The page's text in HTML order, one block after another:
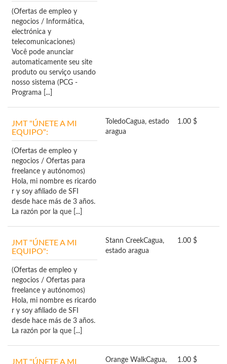
(Ofertas de empleo y
negocios / Informática,
electrónica y
telecomunicaciones)
Você pode anunciar
automaticamente seu site
produto ou serviço usando
nosso sistema (PCG -
Programa [...]
JMT "ÚNETE A MI
EQUIPO":
(Ofertas de empleo y
negocios / Ofertas para
freelance y autónomos)
Hola, mi nombre es ricardo
r y soy afiliado de SFI
desde hace más de 3 años.
La razón por la que [...]
ToledoCagua, estado
aragua
1.00 $
JMT "ÚNETE A MI
EQUIPO":
(Ofertas de empleo y
negocios / Ofertas para
freelance y autónomos)
Hola, mi nombre es ricardo
r y soy afiliado de SFI
desde hace más de 3 años.
La razón por la que [...]
Stann CreekCagua,
estado aragua
1.00 $
JMT "ÚNETE A MI Orange WalkCagua, 1.00 $